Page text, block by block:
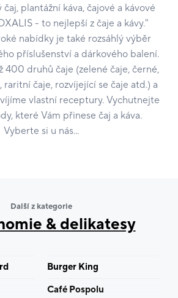
plantážní káva, čajové a kávové
- to nejlepší z čaje a kávy."
nabídky je také rozsáhlý výběr
příslušenství a dárkového balení.
400 druhů čaje (zelené čaje, černé,
raritní čaje, rozvíjející se čaje atd.) a
vlastní receptury. Vychutnejte
které Vám přinese čaj a káva.
Vyberte si u nás...
Další z kategorie
& delikatesy
Burger King
Café Pospolu